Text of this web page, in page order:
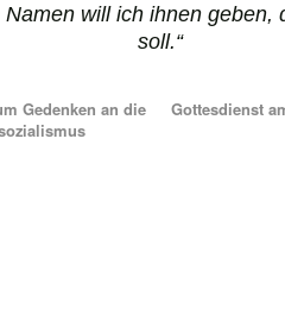
will ich ihnen geben,
soll.“
Gedenken an die
Gottesdienst